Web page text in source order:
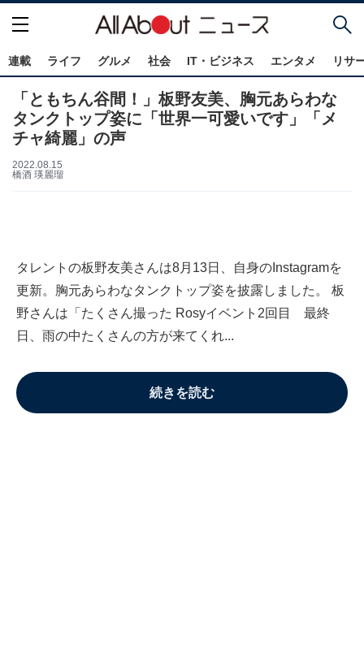
連載 ライフ グルメ 社会 IT・ビジネス エンタメ リサ
「ともちん谷間！」板野友美、胸元あらわな
タンクトップ姿に「世界一可愛いです」「メ
チャ綺麗」の声
2022.08.15
橋酒 瑛麗瑠
タレントの板野友美さんは8月13日、自身のInstagramを
更新。胸元あらわなタンクトップ姿を披露しました。 板
野さんは「たくさん撮った Rosyイベント2回目 最終
日、雨の中たくさんの方が来てくれ...
続きを読む